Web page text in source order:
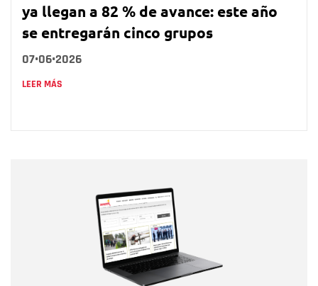
ya llegan a 82 % de avance: este año
se entregarán cinco grupos
07•06•2026
LEER MÁS
Correo electrónico
Tipo de comentario